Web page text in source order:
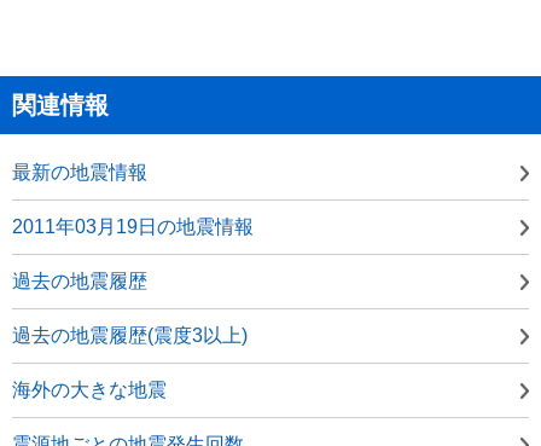
関連情報
最新の地震情報
2011年03月19日の地震情報
過去の地震履歴
過去の地震履歴(震度3以上)
海外の大きな地震